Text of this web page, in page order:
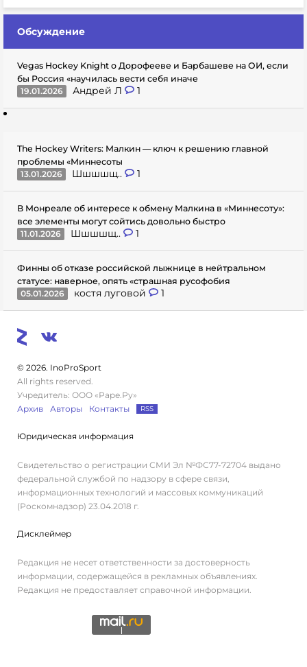
Обсуждение
Vegas Hockey Knight о Дорофееве и Барбашеве на ОИ, если
бы Россия «научилась вести себя иначе
19.01.2026
Андрей Л 1
The Hockey Writers: Малкин — ключ к решению главной
проблемы «Миннесоты
13.01.2026
Шшшшщ.. 1
В Монреале об интересе к обмену Малкина в «Миннесоту»:
все элементы могут сойтись довольно быстро
11.01.2026
Шшшшщ.. 1
Финны об отказе российской лыжнице в нейтральном
статусе: наверное, опять «страшная русофобия
05.01.2026
костя луговой 1
© 2026. InoProSport
All rights reserved.
Учредитель: ООО «Раре.Ру»
Архив
Авторы Контакты RSS
Юридическая информация
Свидетельство о регистрации СМИ Эл №ФС77-72704 выдано
федеральной службой по надзору в сфере связи,
информационных технологий и массовых коммуникаций
(Роскомнадзор) 23.04.2018 г.
Дисклеймер
Редакция не несет ответственности за достоверность
информации, содержащейся в рекламных объявлениях.
Редакция не предоставляет справочной информации.